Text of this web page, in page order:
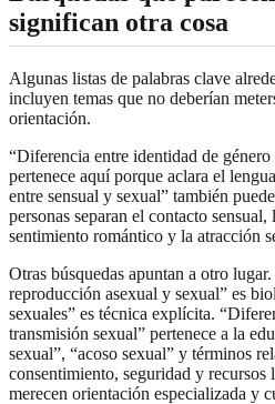
significan otra cosa
Algunas listas de palabras clave
incluyen temas que no deberían
orientación.
“Diferencia entre identidad de
pertenece aquí porque aclara el
entre sensual y sexual” también
personas separan el contacto
sentimiento romántico y la atracción
Otras búsquedas apuntan a otro
reproducción asexual y sexual” es
sexuales” es técnica explícita.
transmisión sexual” pertenece a la
sexual”, “acoso sexual” y términos
consentimiento, seguridad y recursos
merecen orientación especializada y